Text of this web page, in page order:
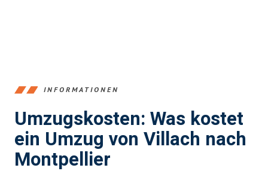
INFORMATIONEN
Umzugskosten: Was kostet
ein Umzug von Villach nach
Montpellier